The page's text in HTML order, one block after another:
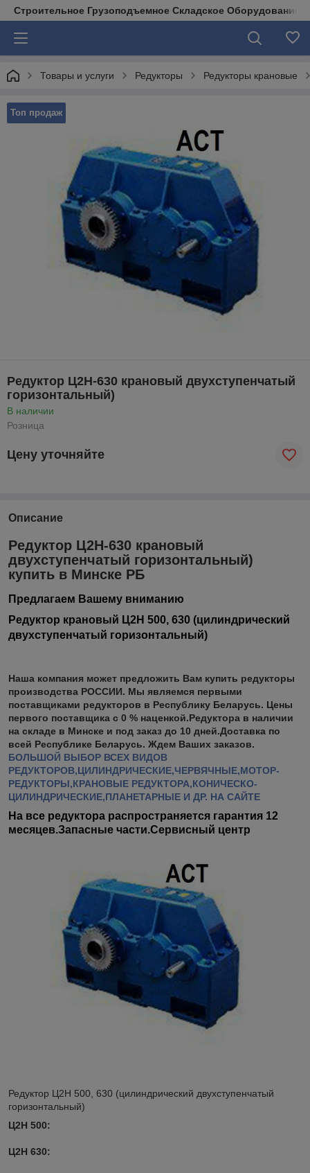
Строительное Грузоподъемное Складское Оборудование
Товары и услуги Редукторы Редукторы крановые
Топ продаж
Редуктор Ц2Н-630 крановый двухступенчатый
горизонтальный)
В наличии
Розница
Цену уточняйте
Описание
Редуктор Ц2Н-630 крановый
двухступенчатый горизонтальный)
купить в Минске РБ
Предлагаем Вашему вниманию
Редуктор крановый Ц2Н 500, 630 (цилиндрический
двухступенчатый горизонтальный)
Наша компания может предложить Вам купить редукторы
производства РОССИИ. Мы являемся первыми
поставщиками редукторов в Республику Беларусь. Цены
первого поставщика с 0 % наценкой.Редуктора в наличии
на складе в Минске и под заказ до 10 дней.Доставка по
всей Республике Беларусь. Ждем Ваших заказов.
БОЛЬШОЙ ВЫБОР ВСЕХ ВИДОВ
РЕДУКТОРОВ,ЦИЛИНДРИЧЕСКИЕ,ЧЕРВЯЧНЫЕ,МОТОР-
РЕДУКТОРЫ,КРАНОВЫЕ РЕДУКТОРА,КОНИЧЕСКО-
ЦИЛИНДРИЧЕСКИЕ,ПЛАНЕТАРНЫЕ И ДР. НА САЙТЕ
На все редуктора распространяется гарантия 12
месяцев.Запасные части.Сервисный центр
Редуктор Ц2Н 500, 630 (цилиндрический двухступенчатый
горизонтальный)
Ц2Н 500:
Ц2Н 630: